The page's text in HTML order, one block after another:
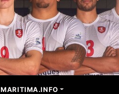
MARITIMA.INFO